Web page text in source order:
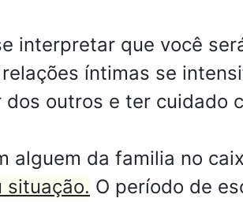
interpretar que você
íntimas se
dos outros e ter cuidado
alguem da familia no
situação. O período de